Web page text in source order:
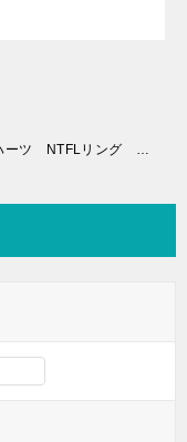
クロムハーツ NTFLリング ペリドットパヴェ